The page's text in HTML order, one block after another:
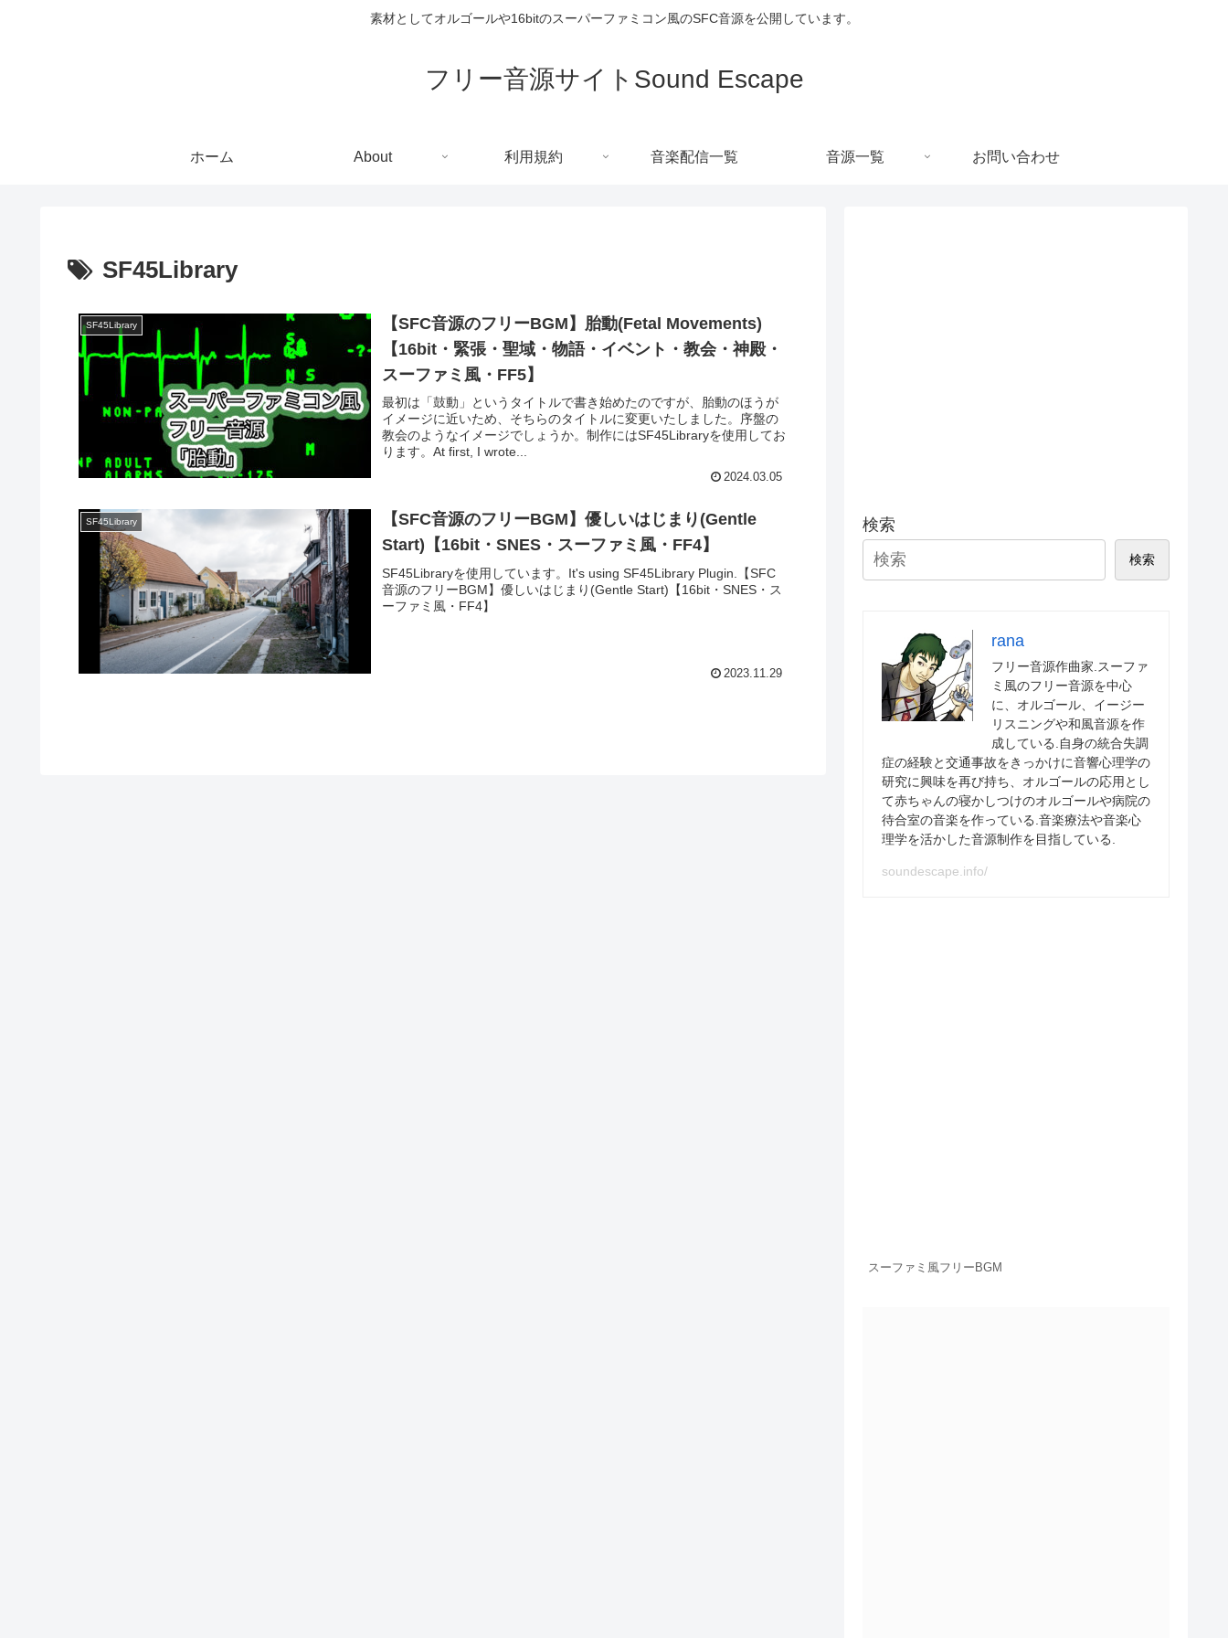
素材としてオルゴールや16bitのスーパーファミコン風のSFC音源を公開しています。
フリー音源サイトSound Escape
ホーム About 利用規約 音楽配信一覧 音源一覧 お問い合わせ
SF45Library
SF45Library
【SFC音源のフリーBGM】胎動(Fetal Movements)
【16bit・緊張・聖域・物語・イベント・教会・神殿・
スーファミ風・FF5】
最初は「鼓動」というタイトルで書き始めたのですが、胎動のほうが
イメージに近いため、そちらのタイトルに変更いたしました。序盤の
教会のようなイメージでしょうか。制作にはSF45Libraryを使用してお
ります。At first, I wrote...
2024.03.05
SF45Library
【SFC音源のフリーBGM】優しいはじまり(Gentle
Start)【16bit・SNES・スーファミ風・FF4】
SF45Libraryを使用しています。It's using SF45Library Plugin.【SFC
音源のフリーBGM】優しいはじまり(Gentle Start)【16bit・SNES・ス
ーファミ風・FF4】
2023.11.29
検索
検索
rana
フリー音源作曲家.スーファ
ミ風のフリー音源を中心
に、オルゴール、イージー
リスニングや和風音源を作
成している.自身の統合失調
症の経験と交通事故をきっかけに音響心理学の
研究に興味を再び持ち、オルゴールの応用とし
て赤ちゃんの寝かしつけのオルゴールや病院の
待合室の音楽を作っている.音楽療法や音楽心
理学を活かした音源制作を目指している.
soundescape.info/
スーファミ風フリーBGM